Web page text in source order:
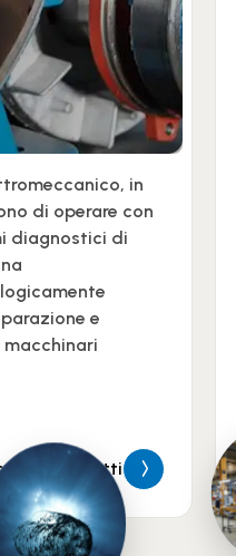
in
di operare con
diagnostici di
e
macchinari
i prodotti